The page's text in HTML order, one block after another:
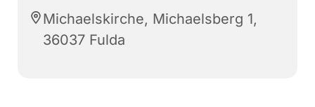
Michaelskirche, Michaelsberg 1,
36037 Fulda